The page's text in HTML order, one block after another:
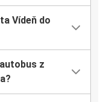
Vídeň do
z